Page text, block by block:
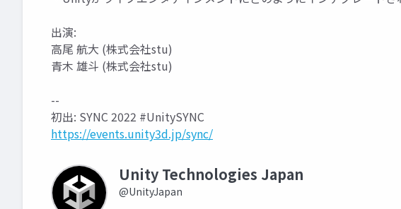
出演:
高尾 航大 (株式会社stu)
青木 雄斗 (株式会社stu)
--
初出: SYNC 2022 #UnitySYNC
https://events.unity3d.jp/sync/
Unity Technologies Japan
@UnityJapan